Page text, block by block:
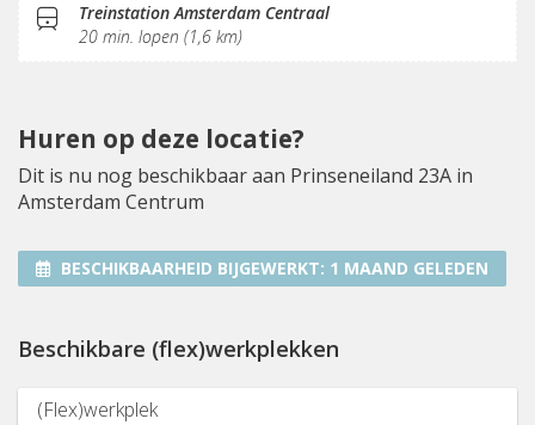
Treinstation Amsterdam Centraal
20 min. lopen (1,6 km)
Huren op deze locatie?
Dit is nu nog beschikbaar aan Prinseneiland 23A in
Amsterdam Centrum
BESCHIKBAARHEID BIJGEWERKT: 1 MAAND GELEDEN
Beschikbare (flex)werkplekken
(Flex)werkplek